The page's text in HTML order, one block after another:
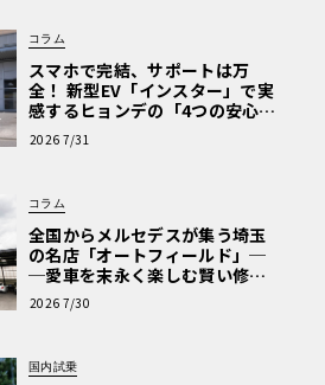
コラム
スマホで完結、サポートは万
全！ 新型EV「インスター」で実
感するヒョンデの「4つの安心」
【第1回・ヒョンデ6つの疑問：
Why? Hyundai?】〈PR〉
2026 7/31
コラム
全国からメルセデスが集う埼玉
の名店「オートフィールド」─
─愛車を末永く楽しむ賢い修理
術と、プロがフックス製オイル
を選ぶ理由〈PR〉
2026 7/30
国内試乗